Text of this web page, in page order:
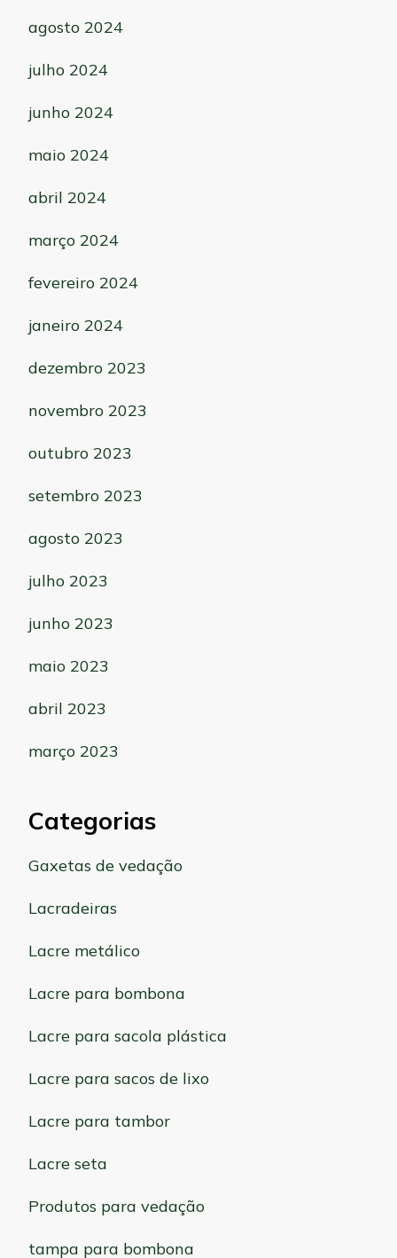
agosto 2024
julho 2024
junho 2024
maio 2024
abril 2024
março 2024
fevereiro 2024
janeiro 2024
dezembro 2023
novembro 2023
outubro 2023
setembro 2023
agosto 2023
julho 2023
junho 2023
maio 2023
abril 2023
março 2023
Categorias
Gaxetas de vedação
Lacradeiras
Lacre metálico
Lacre para bombona
Lacre para sacola plástica
Lacre para sacos de lixo
Lacre para tambor
Lacre seta
Produtos para vedação
tampa para bombona